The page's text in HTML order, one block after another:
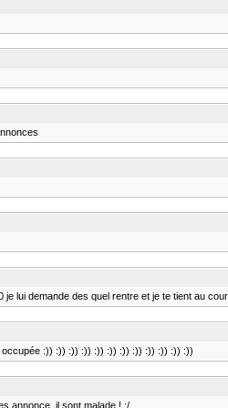
je lui demande des quel rentre et je te tient au
:)) :)) :)) :)) :)) :)) :)) :)) :)) :)) :)) :))
annonce .il sont malade ! :/